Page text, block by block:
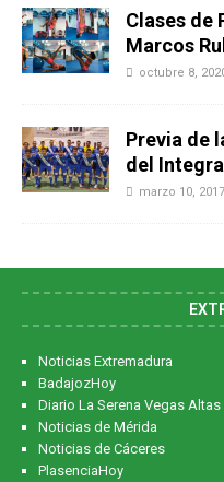
Clases de
Marcos
octubre 8,
Previa de
del
marzo 10, 2017
Noticias Extremadura
BadajozHoy
Diario La Serena Vegas Altas
Noticias de Mérida
Noticias de Cáceres
PlasenciaHoy